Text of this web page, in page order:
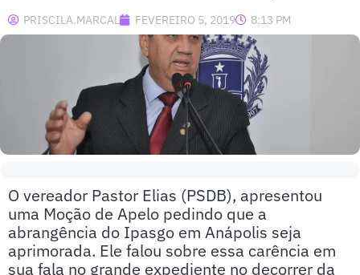
PRISCILA.MARCAL FEVEREIRO 5, 2019 8:13 PM
O vereador Pastor Elias (PSDB), apresentou
uma Moção de Apelo pedindo que a
abrangência do Ipasgo em Anápolis seja
aprimorada. Ele falou sobre essa carência em
sua fala no grande expediente no decorrer da